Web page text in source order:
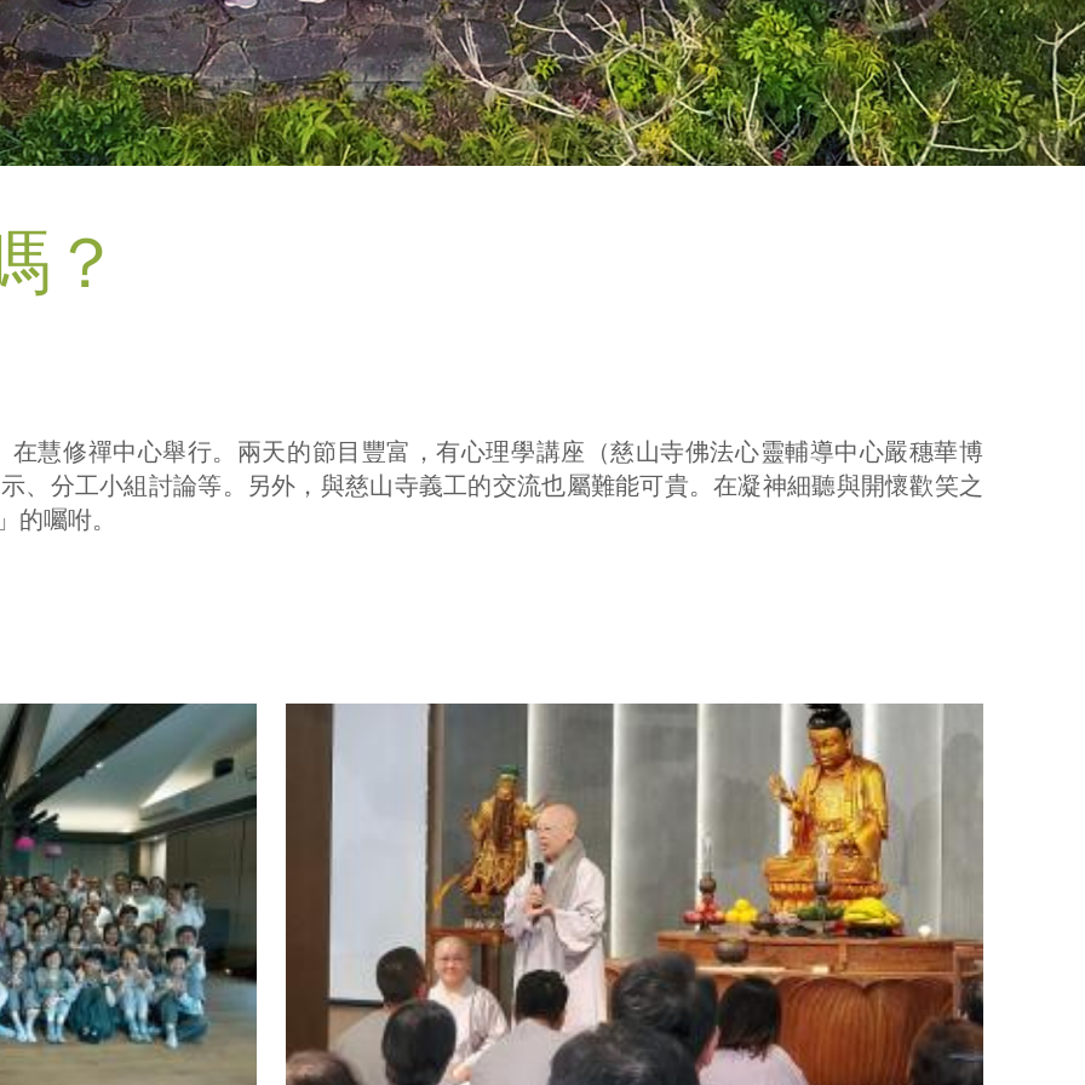
？
慧修禪中心舉行。兩天的節目豐富，有心理學講座（慈山寺佛法心靈輔導中心嚴穗華博
、分工小組討論等。另外，與慈山寺義工的交流也屬難能可貴。在凝神細聽與開懷歡笑之
的囑咐。